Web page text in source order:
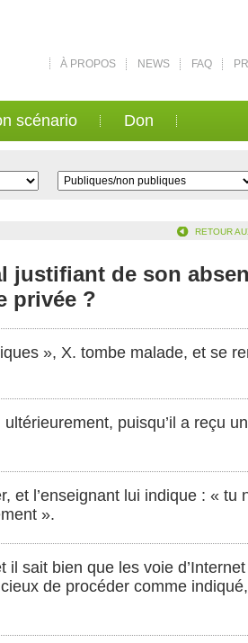
À PROPOS NEWS FAQ
scénario Don
RETOUR
de son
privée ?
», X. tombe malade, et se
puisqu’il a reçu
l’enseignant lui indique : « tu
».
il sait bien que les voie
de procéder comme